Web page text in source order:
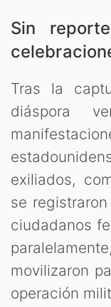
Sin
Tras la
diáspora
exiliados,
se registraron
ciudadanos
movilizaron
operación